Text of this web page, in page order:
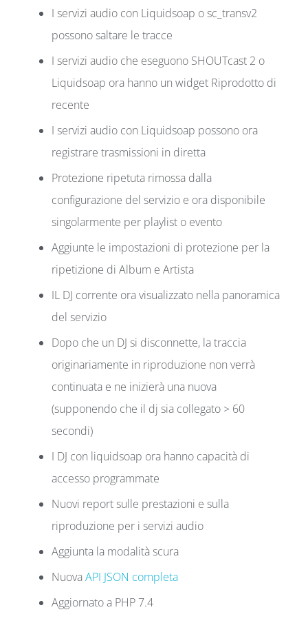
I servizi audio con Liquidsoap o sc_transv2
possono saltare le tracce
I servizi audio che eseguono SHOUTcast 2 o
Liquidsoap ora hanno un widget Riprodotto di
recente
I servizi audio con Liquidsoap possono ora
registrare trasmissioni in diretta
Protezione ripetuta rimossa dalla
configurazione del servizio e ora disponibile
singolarmente per playlist o evento
Aggiunte le impostazioni di protezione per la
ripetizione di Album e Artista
IL DJ corrente ora visualizzato nella panoramica
del servizio
Dopo che un DJ si disconnette, la traccia
originariamente in riproduzione non verrà
continuata e ne inizierà una nuova
(supponendo che il dj sia collegato > 60
secondi)
I DJ con liquidsoap ora hanno capacità di
accesso programmate
Nuovi report sulle prestazioni e sulla
riproduzione per i servizi audio
Aggiunta la modalità scura
NuovaAPI JSON completa
Aggiornato a PHP 7.4